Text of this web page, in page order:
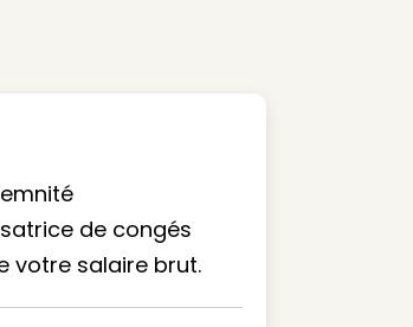
de congés
votre salaire brut.